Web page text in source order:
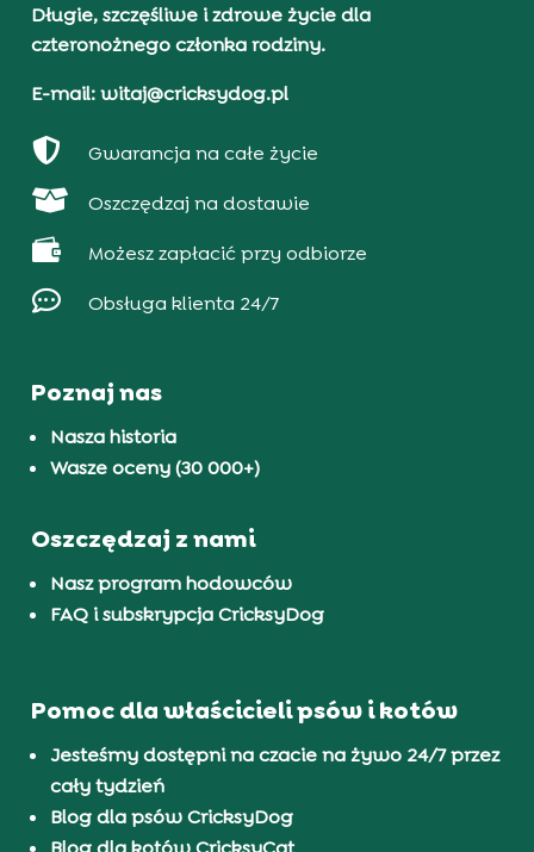
Długie, szczęśliwe i zdrowe życie dla
czteronożnego członka rodziny.
E-mail: witaj@cricksydog.pl
 Gwarancja na całe życie
 Oszczędzaj na dostawie
 Możesz zapłacić przy odbiorze
 Obsługa klienta 24/7
Poznaj nas
Nasza historia
Wasze oceny (30 000+)
Oszczędzaj z nami
Nasz program hodowców
FAQ i subskrypcja CricksyDog
Pomoc dla właścicieli psów i kotów
Jesteśmy dostępni na czacie na żywo 24/7 przez
cały tydzień
Blog dla psów CricksyDog